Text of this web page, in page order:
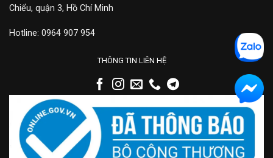
Chiểu, quận 3, Hồ Chí Minh
Hotline: 0964 907 954
THÔNG TIN LIÊN HỆ